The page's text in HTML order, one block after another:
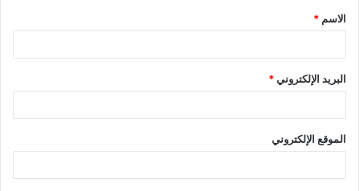
الاسم *
البريد الإلكتروني*
الموقع الإلكتروني